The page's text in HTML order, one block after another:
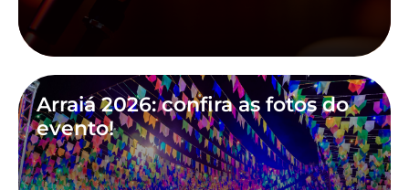
Arraiá 2026: confira as fotos do
evento!